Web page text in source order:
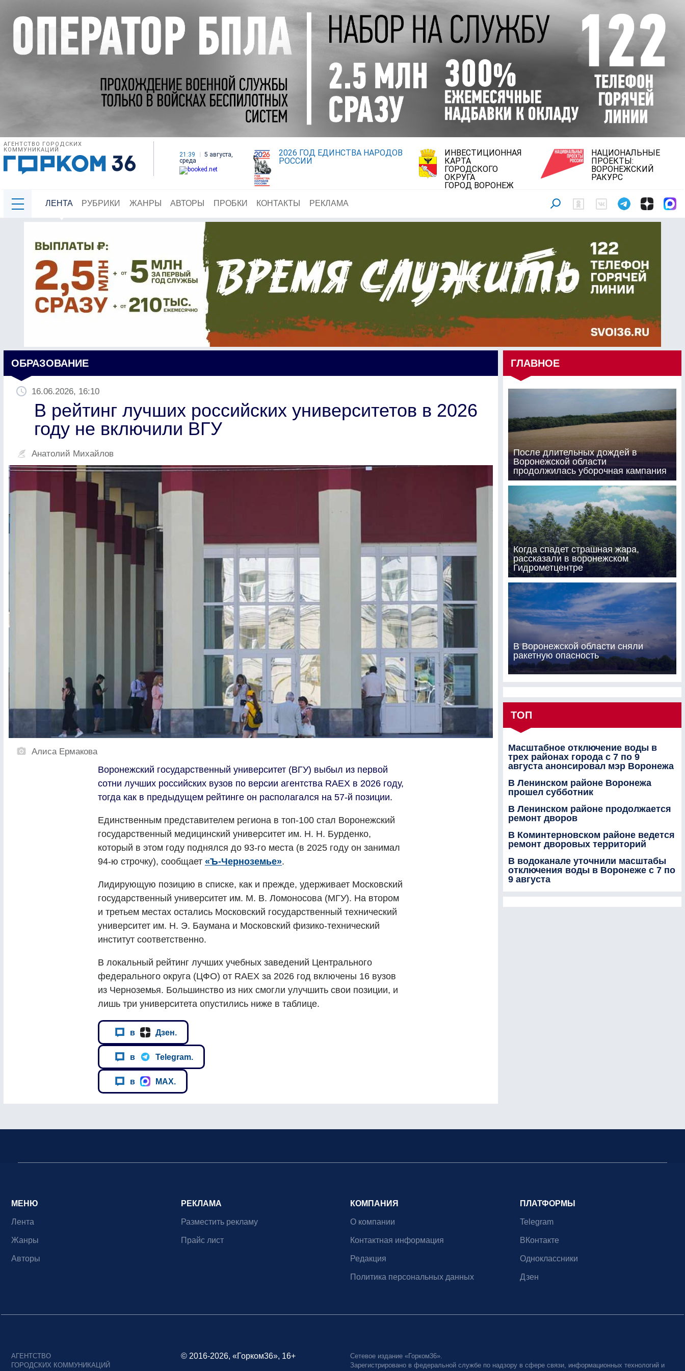
АГЕНТСТВО ГОРОДСКИХ
КОММУНИКАЦИЙ
21:39
5 августа,
среда
2026 ГОД ЕДИНСТВА НАРОДОВ
РОССИИ
ИНВЕСТИЦИОННАЯ
КАРТА
ГОРОДСКОГО
ОКРУГА
ГОРОД ВОРОНЕЖ
НАЦИОНАЛЬНЫЕ
ПРОЕКТЫ:
ВОРОНЕЖСКИЙ
РАКУРС
ЛЕНТА РУБРИКИ ЖАНРЫ АВТОРЫ ПРОБКИ КОНТАКТЫ РЕКЛАМА
ОБРАЗОВАНИЕ
16.06.2026, 16:10
В рейтинг лучших российских университетов в 2026
году не включили ВГУ
Анатолий Михайлов
Алиса Ермакова
Воронежский государственный университет (ВГУ) выбыл из первой
сотни лучших российских вузов по версии агентства RAEX в 2026 году,
тогда как в предыдущем рейтинге он располагался на 57-й позиции.
Единственным представителем региона в топ-100 стал Воронежский
государственный медицинский университет им. Н. Н. Бурденко,
который в этом году поднялся до 93-го места (в 2025 году он занимал
94-ю строчку), сообщает «Ъ-Черноземье».
Лидирующую позицию в списке, как и прежде, удерживает Московский
государственный университет им. М. В. Ломоносова (МГУ). На втором
и третьем местах остались Московский государственный технический
университет им. Н. Э. Баумана и Московский физико-технический
институт соответственно.
В локальный рейтинг лучших учебных заведений Центрального
федерального округа (ЦФО) от RAEX за 2026 год включены 16 вузов
из Черноземья. Большинство из них смогли улучшить свои позиции, и
лишь три университета опустились ниже в таблице.
в Дзен.
в Telegram.
в MAX.
ГЛАВНОЕ
После длительных дождей в
Воронежской области
продолжилась уборочная кампания
Когда спадет страшная жара,
рассказали в воронежском
Гидрометцентре
В Воронежской области сняли
ракетную опасность
ТОП
Масштабное отключение воды в
трех районах города с 7 по 9
августа анонсировал мэр Воронежа
В Ленинском районе Воронежа
прошел субботник
В Ленинском районе продолжается
ремонт дворов
В Коминтерновском районе ведется
ремонт дворовых территорий
В водоканале уточнили масштабы
отключения воды в Воронеже с 7 по
9 августа
МЕНЮ
Лента
Жанры
Авторы
РЕКЛАМА
Разместить рекламу
Прайс лист
КОМПАНИЯ
О компании
Контактная информация
Редакция
Политика персональных данных
ПЛАТФОРМЫ
Telegram
ВКонтакте
Одноклассники
Дзен
АГЕНТСТВО
ГОРОДСКИХ КОММУНИКАЦИЙ
© 2016-2026, «Горком36», 16+
Сетевое издание «Горком36».
Зарегистрировано в федеральной службе по надзору в сфере связи, информационных технологий и